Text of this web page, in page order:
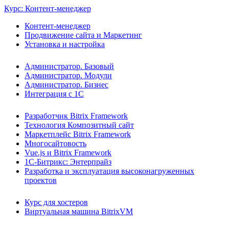
Курс: Контент-менеджер
Контент-менеджер
Продвижение сайта и Маркетинг
Установка и настройка
Администратор. Базовый
Администратор. Модули
Администратор. Бизнес
Интеграция с 1С
Разработчик Bitrix Framework
Технология Композитный сайт
Маркетплейс Bitrix Framework
Многосайтовость
Vue.js и Bitrix Framework
1С-Битрикс: Энтерпрайз
Разработка и эксплуатация высоконагруженных
проектов
Курс для хостеров
Виртуальная машина BitrixVM